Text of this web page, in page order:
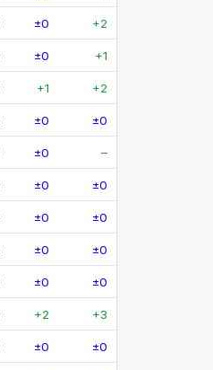
±0 +2
±0 +1
+1 +2
±0 ±0
±0 –
±0 ±0
±0 ±0
±0 ±0
±0 ±0
+2 +3
±0 ±0